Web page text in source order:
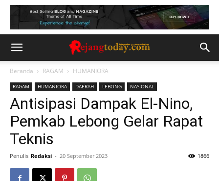
Beranda RAGAM HUMANIORA
RAGAM HUMANIORA DAERAH LEBONG NASIONAL
Antisipasi Dampak El-Nino,
Pemkab Lebong Gelar Rapat
Teknis
Penulis Redaksi - 20 September 2023 1866